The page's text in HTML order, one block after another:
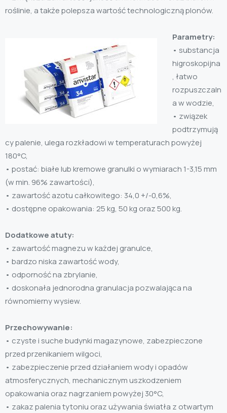
roślinie, a także polepsza wartość technologiczną plonów.
Parametry:
• substancja
higroskopijna
, łatwo
rozpuszczaln
a w wodzie,
• związek
podtrzymują
cy palenie, ulega rozkładowi w temperaturach powyżej
180°C,
• postać: białe lub kremowe granulki o wymiarach 1-3,15 mm
(w min. 96% zawartości),
• zawartość azotu całkowitego: 34,0 +/-0,6%,
• dostępne opakowania: 25 kg, 50 kg oraz 500 kg.
Dodatkowe atuty:
• zawartość magnezu w każdej granulce,
• bardzo niska zawartość wody,
• odporność na zbrylanie,
• doskonała jednorodna granulacja pozwalająca na
równomierny wysiew.
Przechowywanie:
• czyste i suche budynki magazynowe, zabezpieczone
przed przenikaniem wilgoci,
• zabezpieczenie przed działaniem wody i opadów
atmosferycznych, mechanicznym uszkodzeniem
opakowania oraz nagrzaniem powyżej 30°C,
• zakaz palenia tytoniu oraz używania światła z otwartym